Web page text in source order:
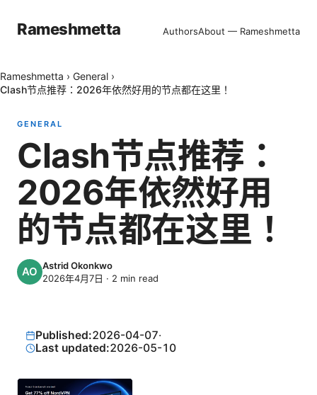
Rameshmetta AuthorsAbout — Rameshmetta
Rameshmetta › General ›
Clash节点推荐：2026年依然好用的节点都在这里！
GENERAL
Clash节点推荐：
2026年依然好用
的节点都在这里！
Astrid Okonkwo
2026年4月7日 · 2 min read
Published:2026-04-07·
Last updated:2026-05-10